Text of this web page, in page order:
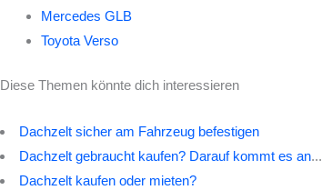
Mercedes GLB
Toyota Verso
Diese Themen könnte dich interessieren
Dachzelt sicher am Fahrzeug befestigen
Dachzelt gebraucht kaufen? Darauf kommt es an...
Dachzelt kaufen oder mieten?